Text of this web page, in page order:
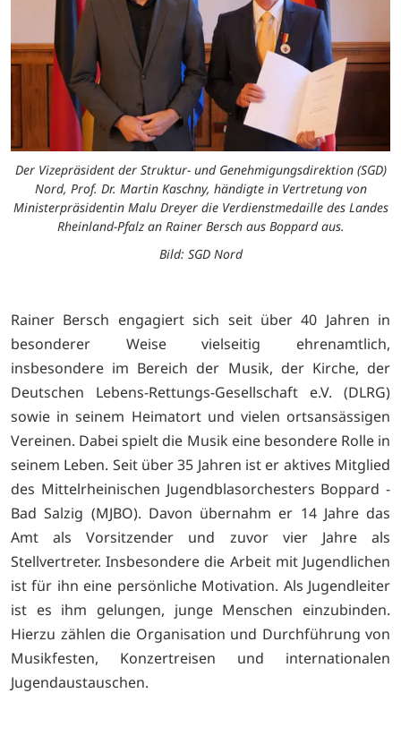
Der Vizepräsident der Struktur- und Genehmigungsdirektion (SGD)
Nord, Prof. Dr. Martin Kaschny, händigte in Vertretung von
Ministerpräsidentin Malu Dreyer die Verdienstmedaille des Landes
Rheinland-Pfalz an Rainer Bersch aus Boppard aus.
Bild: SGD Nord
Rainer Bersch engagiert sich seit über 40 Jahren in
besonderer Weise vielseitig ehrenamtlich,
insbesondere im Bereich der Musik, der Kirche, der
Deutschen Lebens-Rettungs-Gesellschaft e.V. (DLRG)
sowie in seinem Heimatort und vielen ortsansässigen
Vereinen. Dabei spielt die Musik eine besondere Rolle in
seinem Leben. Seit über 35 Jahren ist er aktives Mitglied
des Mittelrheinischen Jugendblasorchesters Boppard -
Bad Salzig (MJBO). Davon übernahm er 14 Jahre das
Amt als Vorsitzender und zuvor vier Jahre als
Stellvertreter. Insbesondere die Arbeit mit Jugendlichen
ist für ihn eine persönliche Motivation. Als Jugendleiter
ist es ihm gelungen, junge Menschen einzubinden.
Hierzu zählen die Organisation und Durchführung von
Musikfesten, Konzertreisen und internationalen
Jugendaustauschen.